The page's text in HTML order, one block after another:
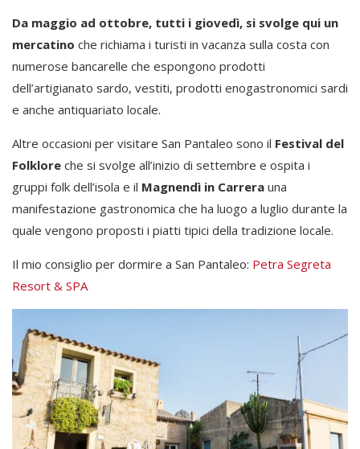
Da maggio ad ottobre, tutti i giovedì, si svolge qui un
mercatino che richiama i turisti in vacanza sulla costa con
numerose bancarelle che espongono prodotti
dell’artigianato sardo, vestiti, prodotti enogastronomici sardi
e anche antiquariato locale.
Altre occasioni per visitare San Pantaleo sono il Festival del
Folklore che si svolge all’inizio di settembre e ospita i
gruppi folk dell’isola e il Magnendì in Carrera una
manifestazione gastronomica che ha luogo a luglio durante la
quale vengono proposti i piatti tipici della tradizione locale.
Il mio consiglio per dormire a San Pantaleo: Petra Segreta
Resort & SPA